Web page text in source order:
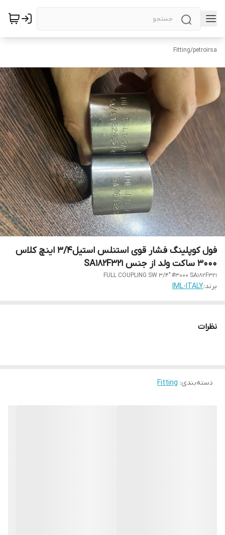
petroirsa
/
Fitting
فول کوپلینگ فشار قوی استنلس استیل3/4 اینچ کلاس
3000 ساکت ولد از جنس SA182F321
FULL COUPLING SW 3/4" #3000 SA182F321
برند:IML-ITALY
نظرات
دسته‌بندی:
Fitting